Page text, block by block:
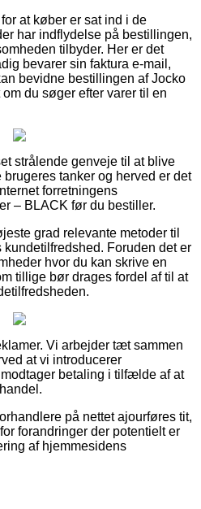
at køber er sat ind i de
har indflydelse på bestillingen,
tilbyder. Her er det
bevarer sin faktura e-mail,
bevidne bestillingen af Jocko
du søger efter varer til en
strålende genveje til at blive
tanker og herved er det
forretningens
– BLACK før du bestiller.
grad relevante metoder til
Foruden det er
hvor du kan skrive en
tillige bør drages fordel af til at
Vi arbejder tæt sammen
at vi introducerer
betaling i tilfælde af at
på nettet ajourføres tit,
forandringer der potentielt er
af hjemmesidens